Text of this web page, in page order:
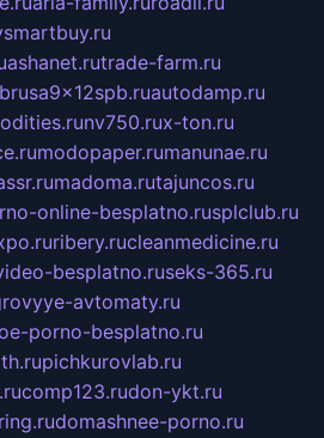
ashanet.rutrade-farm.ru
autodamp.ru
nv750.rux-ton.ru
modopaper.rumanunae.ru
madoma.rutajuncos.ru
online-besplatno.rusplclub.ru
ribery.rucleanmedicine.ru
besplatno.ruseks-365.ru
avtomaty.ru
porno-besplatno.ru
pichkurovlab.ru
comp123.rudon-ykt.ru
domashnee-porno.ru